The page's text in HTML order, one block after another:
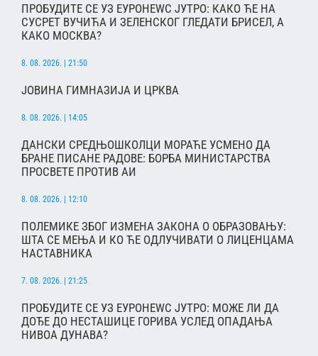
ПРОБУДИТЕ СЕ УЗ ЕУРОНЕWС ЈУТРО: КАКО ЋЕ НА
СУСРЕТ ВУЧИЋА И ЗЕЛЕНСКОГ ГЛЕДАТИ БРИСЕЛ, А
КАКО МОСКВА?
8. 08. 2026. | 21:50
ЈОВИНА ГИМНАЗИЈА И ЦРКВА
8. 08. 2026. | 14:05
ДАНСКИ СРЕДЊОШКОЛЦИ МОРАЋЕ УСМЕНО ДА
БРАНЕ ПИСАНЕ РАДОВЕ: БОРБА МИНИСТАРСТВА
ПРОСВЕТЕ ПРОТИВ АИ
8. 08. 2026. | 12:10
ПОЛЕМИКЕ ЗБОГ ИЗМЕНА ЗАКОНА О ОБРАЗОВАЊУ:
ШТА СЕ МЕЊА И КО ЋЕ ОДЛУЧИВАТИ О ЛИЦЕНЦАМА
НАСТАВНИКА
7. 08. 2026. | 21:25
ПРОБУДИТЕ СЕ УЗ ЕУРОНЕWС ЈУТРО: МОЖЕ ЛИ ДА
ДОЂЕ ДО НЕСТАШИЦЕ ГОРИВА УСЛЕД ОПАДАЊА
НИВОА ДУНАВА?